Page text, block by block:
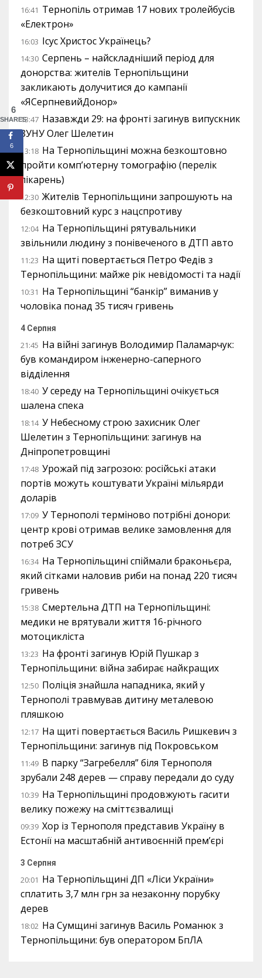
16:41 Тернопіль отримав 17 нових тролейбусів
«Електрон»
16:03 Ісус Христос Українець?
14:30 Серпень – найскладніший період для
донорства: жителів Тернопільщини
закликають долучитися до кампанії
«ЯСерпневийДонор»
13:47 Назавжди 29: на фронті загинув випускник
ЗУНУ Олег Шелетин
13:18 На Тернопільщині можна безкоштовно
пройти комп’ютерну томографію (перелік
лікарень)
12:30 Жителів Тернопільщини запрошують на
безкоштовний курс з нацспротиву
12:04 На Тернопільщині рятувальники
звільнили людину з понівеченого в ДТП авто
11:23 На щиті повертається Петро Федів з
Тернопільщини: майже рік невідомості та надії
10:31 На Тернопільщині “банкір” виманив у
чоловіка понад 35 тисяч гривень
4 Серпня
21:45 На війні загинув Володимир Паламарчук:
був командиром інженерно-саперного
відділення
18:40 У середу на Тернопільщині очікується
шалена спека
18:14 У Небесному строю захисник Олег
Шелетин з Тернопільщини: загинув на
Дніпропетровщині
17:48 Урожай під загрозою: російські атаки
портів можуть коштувати Україні мільярди
доларів
17:09 У Тернополі терміново потрібні донори:
центр крові отримав велике замовлення для
потреб ЗСУ
16:34 На Тернопільщині спіймали браконьєра,
який сітками наловив риби на понад 220 тисяч
гривень
15:38 Смертельна ДТП на Тернопільщині:
медики не врятували життя 16-річного
мотоцикліста
13:23 На фронті загинув Юрій Пушкар з
Тернопільщини: війна забирає найкращих
12:50 Поліція знайшла нападника, який у
Тернополі травмував дитину металевою
пляшкою
12:17 На щиті повертається Василь Ришкевич з
Тернопільщини: загинув під Покровськом
11:49 В парку “Загребелля” біля Тернополя
зрубали 248 дерев — справу передали до суду
10:39 На Тернопільщині продовжують гасити
велику пожежу на сміттєзвалищі
09:39 Хор із Тернополя представив Україну в
Естонії на масштабній антивоєнній прем’єрі
3 Серпня
20:01 На Тернопільщині ДП «Ліси України»
сплатить 3,7 млн грн за незаконну порубку
дерев
18:02 На Сумщині загинув Василь Романюк з
Тернопільщини: був оператором БпЛА
6
SHARES
6